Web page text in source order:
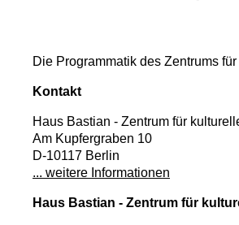
Die Programmatik des Zentrums
Kontakt
Haus Bastian - Zentrum für
Am Kupfergraben 10
D-10117 Berlin
... weitere Informationen
Haus Bastian - Zentrum für